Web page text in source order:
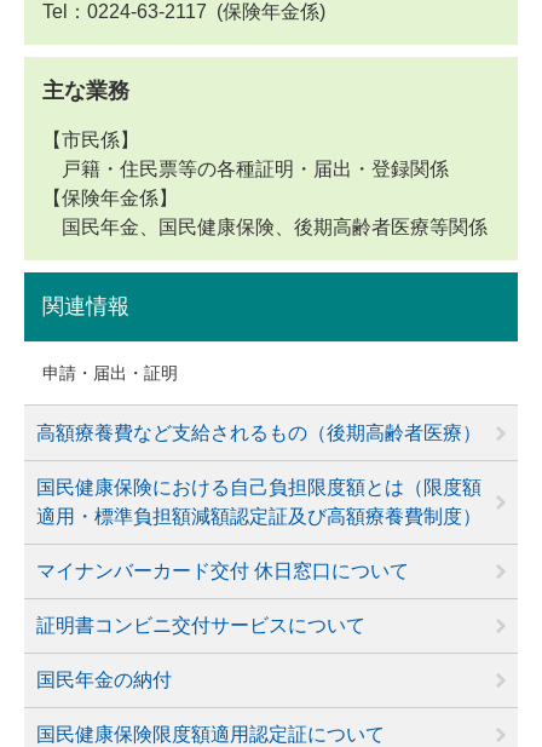
Tel：0224-63-2117
保険年金係
主な業務
【市民係】
戸籍・住民票等の各種証明・届出・登録関係
【保険年金係】
国民年金、国民健康保険、後期高齢者医療等関係
関連情報
申請・届出・証明
高額療養費など支給されるもの（後期高齢者医療）
国民健康保険における自己負担限度額とは（限度額
適用・標準負担額減額認定証及び高額療養費制度）
マイナンバーカード交付 休日窓口について
証明書コンビニ交付サービスについて
国民年金の納付
国民健康保険限度額適用認定証について